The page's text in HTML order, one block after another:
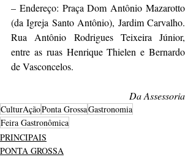
– Endereço: Praça Dom Antônio Mazarotto
(da Igreja Santo Antônio), Jardim Carvalho.
Rua Antônio Rodrigues Teixeira Júnior,
entre as ruas Henrique Thielen e Bernardo
de Vasconcelos.
Da Assessoria
CulturAçãoPonta GrossaGastronomia
Feira Gastronômica
PRINCIPAIS
PONTA GROSSA